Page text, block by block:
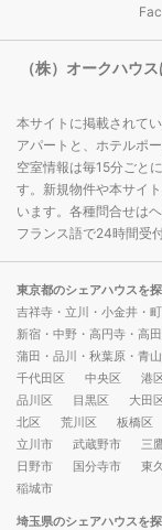
（株）オークハウ
本サイトに掲載されて
アパートと、ホテルポ
空室情報は毎15分ごと
す。新規物件や本サイ
います。各種問合せは
フランス語で24時間受
東京都のシェアハウスを
吉祥寺・立川・小金井・
新宿・中野・高円寺・高
蒲田・品川・秋葉原・青
千代田区
中央区 港
品川区
目黒区 大田
北区
荒川区 板橋区
立川市
武蔵野市 三
日野市
国分寺市 東
稲城市
埼玉県のシェアハウスを